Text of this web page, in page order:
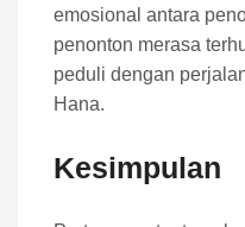
emosional antara
penonton merasa
peduli dengan
Hana.
Kesimpulan